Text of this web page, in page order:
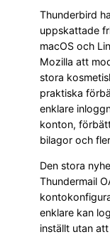
Thunderbird
uppskattade
macOS och
Mozilla att
stora
praktiska
enklare
konton,
bilagor och
Den stora
Thundermail
enklare kan
inställt utan